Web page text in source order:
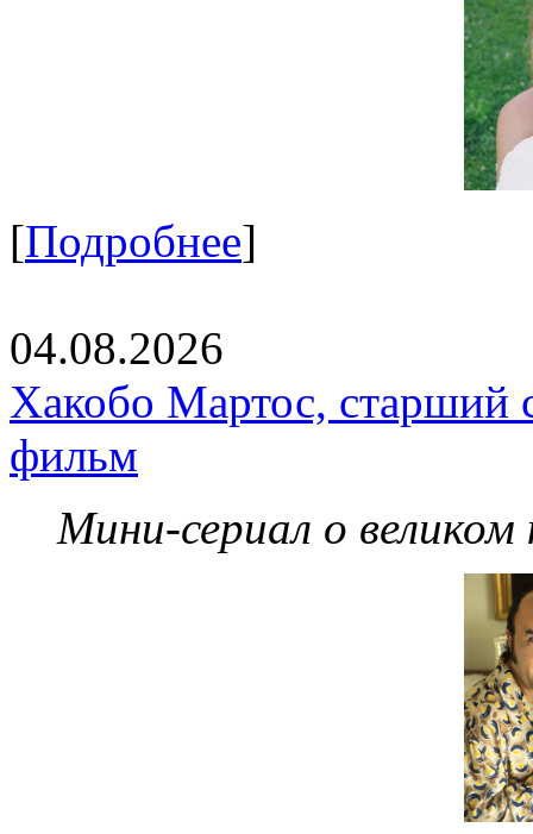
[Подробнее]
04.08.2026
Хакобо Мартос, старший
фильм
Мини-сериал о великом